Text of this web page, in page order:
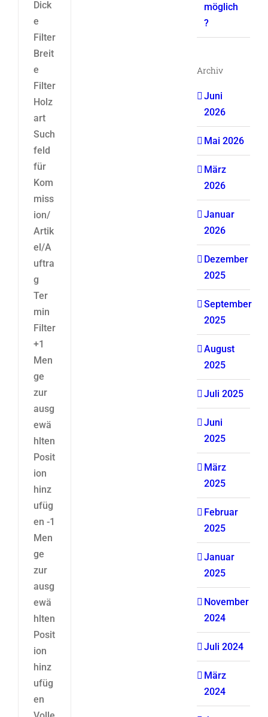
Dick
e
Filter
Breit
e
Filter
Holz
art
Such
feld
für
Kom
miss
ion/
Artik
el/A
uftra
g
Ter
min
Filter
+1
Men
ge
zur
ausg
ewä
hlten
Posit
ion
hinz
ufüg
en -1
Men
ge
zur
ausg
ewä
hlten
Posit
ion
hinz
ufüg
en
möglich
?
Archiv
Juni
2026
Mai 2026
März
2026
Januar
2026
Dezember
2025
September
2025
August
2025
Juli 2025
Juni
2025
März
2025
Februar
2025
Januar
2025
November
2024
Juli 2024
März
2024